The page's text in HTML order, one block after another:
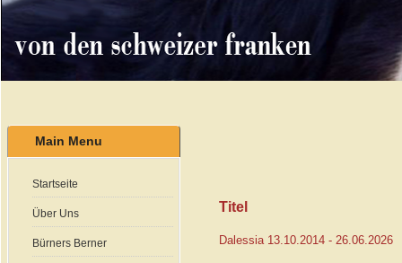
Main Menu
Startseite
Über Uns
Bürners Berner
Titel
Dalessia 13.10.2014 - 26.06.2026